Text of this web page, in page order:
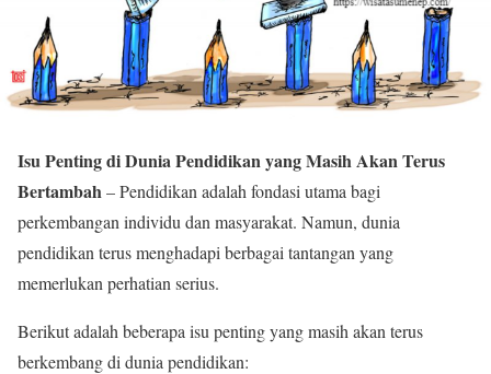
Isu Penting di Dunia Pendidikan yang Masih Akan Terus
Bertambah– Pendidikan adalah fondasi utama bagi
perkembangan individu dan masyarakat. Namun, dunia
pendidikan terus menghadapi berbagai tantangan yang
memerlukan perhatian serius.
Berikut adalah beberapa isu penting yang masih akan terus
berkembang di dunia pendidikan: